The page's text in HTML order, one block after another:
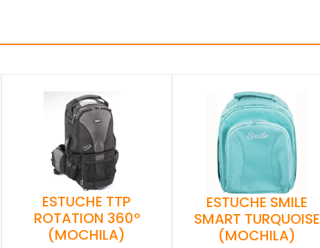
ESTUCHE TTP
ROTATION 360º
(MOCHILA)
ESTUCHE SMILE
SMART TURQUOISE
(MOCHILA)